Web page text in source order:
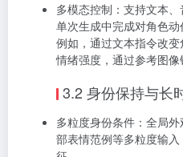
多模态控制：支持文本
单次生成中完成对角色动
例如，通过文本指令改
情绪强度，通过参考图像
3.2 身份保持与长
多粒度身份条件：全局
部表情范例等多粒度输